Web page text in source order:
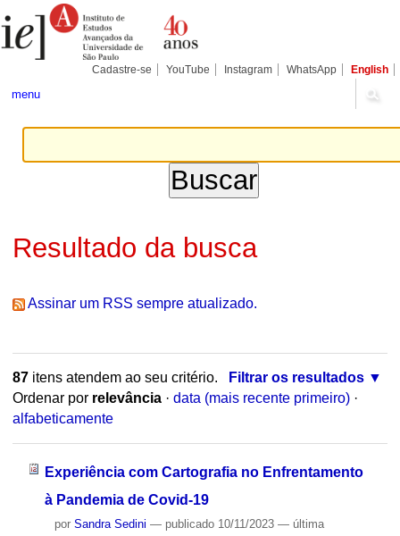
para
conteúdo.
Pessoais
Cadastre-se YouTube Instagram WhatsApp English
menu
Resultado da busca
Assinar um RSS sempre atualizado.
87itens atendem ao seu critério.
Filtrar os resultados
Ordenar por relevância · data (mais recente primeiro) ·
alfabeticamente
Experiência com Cartografia no Enfrentamento
à Pandemia de Covid-19
por Sandra Sedini — publicado10/11/2023 — última